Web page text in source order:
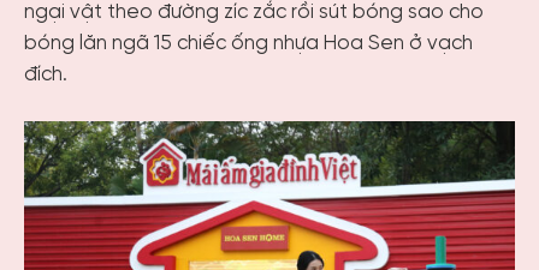
ngại vật theo đường zíc zắc rồi sút bóng sao cho
bóng lăn ngã 15 chiếc ống nhựa Hoa Sen ở vạch
đích.